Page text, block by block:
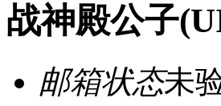
战神殿公子
邮箱状态未